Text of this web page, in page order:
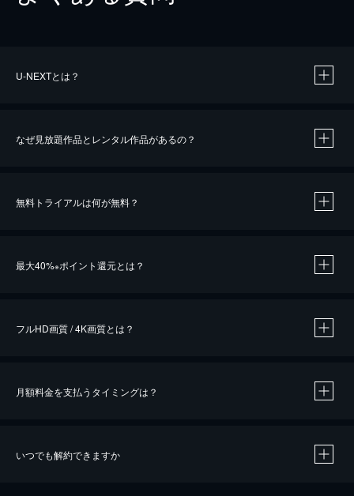
U-NEXTとは？
なぜ見放題作品とレンタル作品があるの？
無料トライアルは何が無料？
最大40%※ポイント還元とは？
※40％ポイント還元の対象は、クレジットカード決済による作品の購入 / レンタルです。
フルHD画質 / 4K画質とは？
月額料金を支払うタイミングは？
いつでも解約できますか